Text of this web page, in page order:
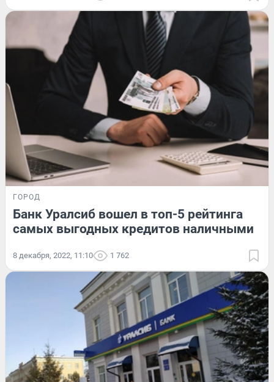
ГОРОД
Банк Уралсиб вошел в топ-5 рейтинга
самых выгодных кредитов наличными
8 декабря, 2022, 11:10 1 762